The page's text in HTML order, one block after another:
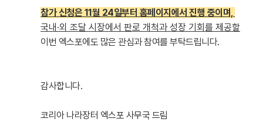
참가 신청은 11월 24일부터 홈페이지에서 진행 중이며,
국내 ·외 조달 시장에서 판로 개척과 성장 기회를 제공할
이번 엑스포에도 많은 관심과 참여를 부탁드립니다.
감사합니다.
코리아 나라장터 엑스포 사무국 드림